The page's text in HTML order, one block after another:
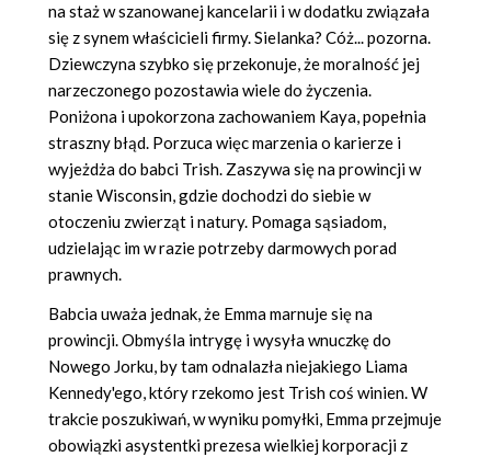
na staż w szanowanej kancelarii i w dodatku związała
się z synem właścicieli firmy. Sielanka? Cóż... pozorna.
Dziewczyna szybko się przekonuje, że moralność jej
narzeczonego pozostawia wiele do życzenia.
Poniżona i upokorzona zachowaniem Kaya, popełnia
straszny błąd. Porzuca więc marzenia o karierze i
wyjeżdża do babci Trish. Zaszywa się na prowincji w
stanie Wisconsin, gdzie dochodzi do siebie w
otoczeniu zwierząt i natury. Pomaga sąsiadom,
udzielając im w razie potrzeby darmowych porad
prawnych.
Babcia uważa jednak, że Emma marnuje się na
prowincji. Obmyśla intrygę i wysyła wnuczkę do
Nowego Jorku, by tam odnalazła niejakiego Liama
Kennedy'ego, który rzekomo jest Trish coś winien. W
trakcie poszukiwań, w wyniku pomyłki, Emma przejmuje
obowiązki asystentki prezesa wielkiej korporacji z